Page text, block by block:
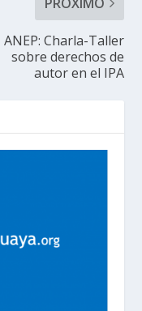
ANEP: Charla-Taller
sobre derechos de
autor en el IPA